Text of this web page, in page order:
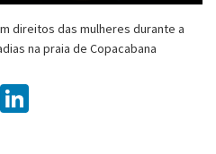
direitos das mulheres durante a
na praia de Copacabana
Bluesky